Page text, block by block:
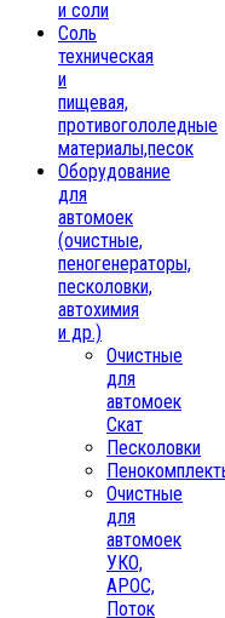
и соли
Соль
техническая
и
пищевая,
противогололедные
материалы,песок
Oборудование
для
автомоек
(очистные,
пеногенераторы,
песколовки,
автохимия
и др.)
Очистные
для
автомоек
Скат
Песколовки
Очистные
для
автомоек
УКО,
АРОС,
Поток